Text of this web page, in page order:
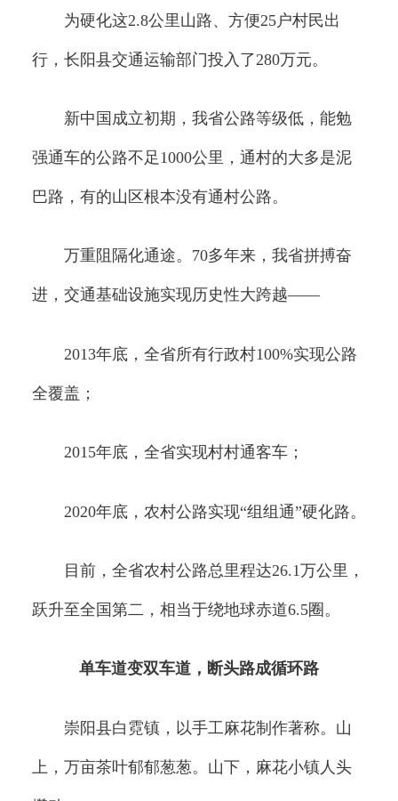
为硬化这2.8公里山路、方便25户村民出
行，长阳县交通运输部门投入了280万元。
新中国成立初期，我省公路等级低，能勉
强通车的公路不足1000公里，通村的大多是泥
巴路，有的山区根本没有通村公路。
万重阻隔化通途。70多年来，我省拼搏奋
进，交通基础设施实现历史性大跨越——
2013年底，全省所有行政村100%实现公路
全覆盖；
2015年底，全省实现村村通客车；
2020年底，农村公路实现“组组通”硬化路。
目前，全省农村公路总里程达26.1万公里，
跃升至全国第二，相当于绕地球赤道6.5圈。
单车道变双车道，断头路成循环路
崇阳县白霓镇，以手工麻花制作著称。山
上，万亩茶叶郁郁葱葱。山下，麻花小镇人头